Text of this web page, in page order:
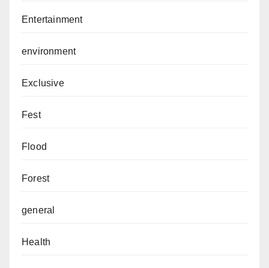
Entertainment
environment
Exclusive
Fest
Flood
Forest
general
Health